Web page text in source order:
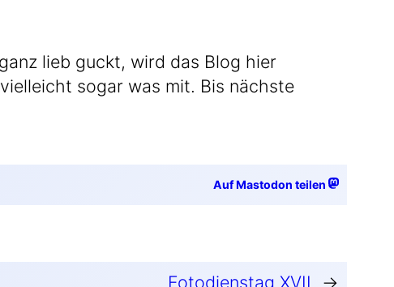
lieb guckt, wird das Blog hier
sogar was mit. Bis nächs­te
Auf Mastodon teilen
Fotodienstag XVII →